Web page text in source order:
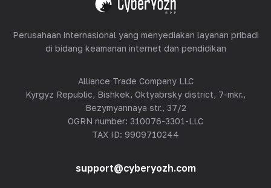
Perusahaan internasional yang menyediakan layanan pribadi
di bidang keamanan internet dan pendidikan
Alliance Trade Company LLC
Kyrgyz Republic, Bishkek, Oktyabrsky district, 7-mkr.,
Bezymyannaya str., 37/2
OGRN number: 310076-3301-LLC
TAX ID: 9909710244
support@cyberyozh.com